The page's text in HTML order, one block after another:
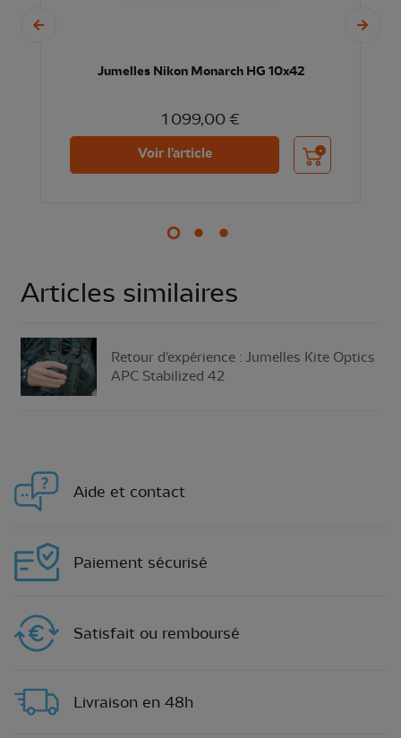
Jumelles Nikon Monarch HG 10x42
1 099,00 €
Voir l'article Ajouter au panier
Articles similaires
Retour d'expérience : Jumelles Kite Optics
APC Stabilized 42
Aide et contact
Paiement sécurisé
Satisfait ou remboursé
Livraison en 48h